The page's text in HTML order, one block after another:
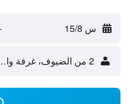
س 15/8
2 من الضيوف، غرفة واحدة